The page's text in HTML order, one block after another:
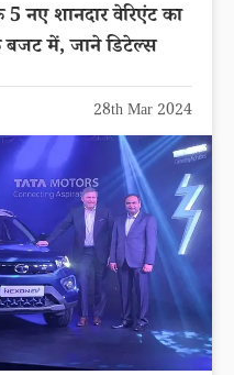
नए शानदार वेरिएंट का
में, जाने डिटेल्स
28th Mar 2024